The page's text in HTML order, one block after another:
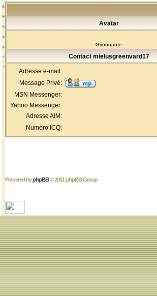
Avatar
Grioonaute
Contact mielusgreenvard17
Adresse e-mail:
Message Privé:
MSN Messenger:
Yahoo Messenger:
Adresse AIM:
Numéro ICQ:
Powered byphpBB© 2001 phpBB Group